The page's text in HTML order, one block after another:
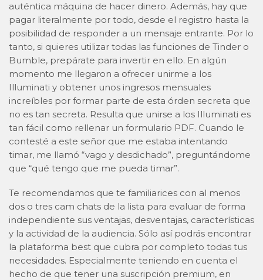
auténtica máquina de hacer dinero. Además, hay que
pagar literalmente por todo, desde el registro hasta la
posibilidad de responder a un mensaje entrante. Por lo
tanto, si quieres utilizar todas las funciones de Tinder o
Bumble, prepárate para invertir en ello. En algún
momento me llegaron a ofrecer unirme a los
Illuminati y obtener unos ingresos mensuales
increíbles por formar parte de esta órden secreta que
no es tan secreta. Resulta que unirse a los Illuminati es
tan fácil como rellenar un formulario PDF. Cuando le
contesté a este señor que me estaba intentando
timar, me llamó “vago y desdichado”, preguntándome
que “qué tengo que me pueda timar”.
Te recomendamos que te familiarices con al menos
dos o tres cam chats de la lista para evaluar de forma
independiente sus ventajas, desventajas, características
y la actividad de la audiencia. Sólo así podrás encontrar
la plataforma best que cubra por completo todas tus
necesidades. Especialmente teniendo en cuenta el
hecho de que tener una suscripción premium, en